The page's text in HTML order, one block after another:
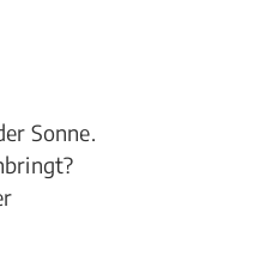
Sonne.